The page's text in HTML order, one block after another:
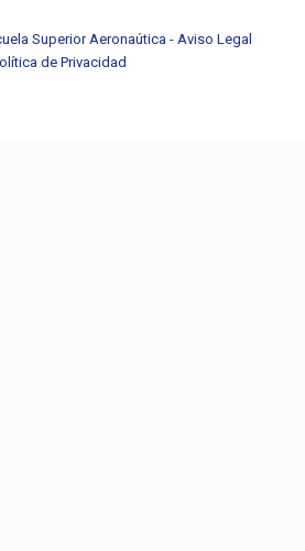
Superior Aeronaútica - Aviso Legal
de Privacidad